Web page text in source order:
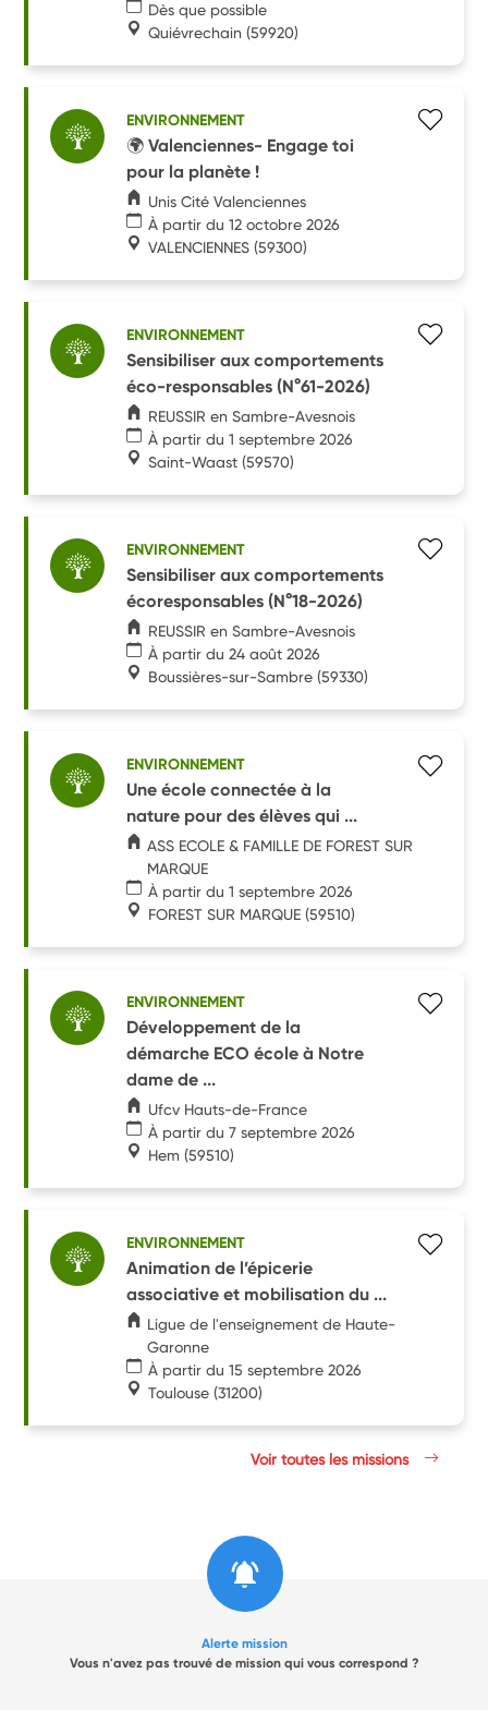
Dès que possible
Quiévrechain (59920)
ENVIRONNEMENT
🌍 Valenciennes- Engage toi
pour la planète !
Unis Cité Valenciennes
À partir du 12 octobre 2026
VALENCIENNES (59300)
ENVIRONNEMENT
Sensibiliser aux comportements
éco-responsables (N°61-2026)
REUSSIR en Sambre-Avesnois
À partir du 1 septembre 2026
Saint-Waast (59570)
ENVIRONNEMENT
Sensibiliser aux comportements
écoresponsables (N°18-2026)
REUSSIR en Sambre-Avesnois
À partir du 24 août 2026
Boussières-sur-Sambre (59330)
ENVIRONNEMENT
Une école connectée à la
nature pour des élèves qui ...
ASS ECOLE & FAMILLE DE FOREST SUR
MARQUE
À partir du 1 septembre 2026
FOREST SUR MARQUE (59510)
ENVIRONNEMENT
Développement de la
démarche ECO école à Notre
dame de ...
Ufcv Hauts-de-France
À partir du 7 septembre 2026
Hem (59510)
ENVIRONNEMENT
Animation de l’épicerie
associative et mobilisation du ...
Ligue de l'enseignement de Haute-
Garonne
À partir du 15 septembre 2026
Toulouse (31200)
Voir toutes les missions
Alerte mission
Vous n'avez pas trouvé de mission qui vous correspond ?